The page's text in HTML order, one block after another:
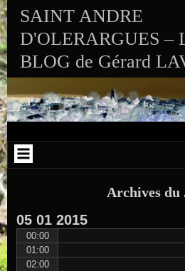
Skip
SAINT ANDRE
D'OLERARGUES –
BLOG de Gérard
Archives du
05 01 2015
00:00
01:00
02:00